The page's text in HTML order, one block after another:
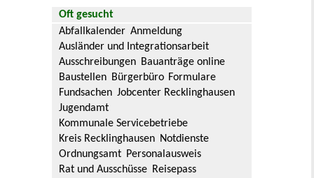
Oft gesucht
Abfallkalender Anmeldung
Ausländer und Integrationsarbeit
Ausschreibungen Bauanträge online
Baustellen Bürgerbüro Formulare
Fundsachen Jobcenter Recklinghausen
Jugendamt
Kommunale Servicebetriebe
Kreis Recklinghausen Notdienste
Ordnungsamt Personalausweis
Rat und Ausschüsse Reisepass